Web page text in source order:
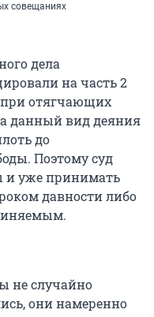
совещаниях
дела
на часть 2
при отягчающих
данный вид деяния
до
Поэтому суд
и уже принимать
давности либо
не случайно
они намеренно